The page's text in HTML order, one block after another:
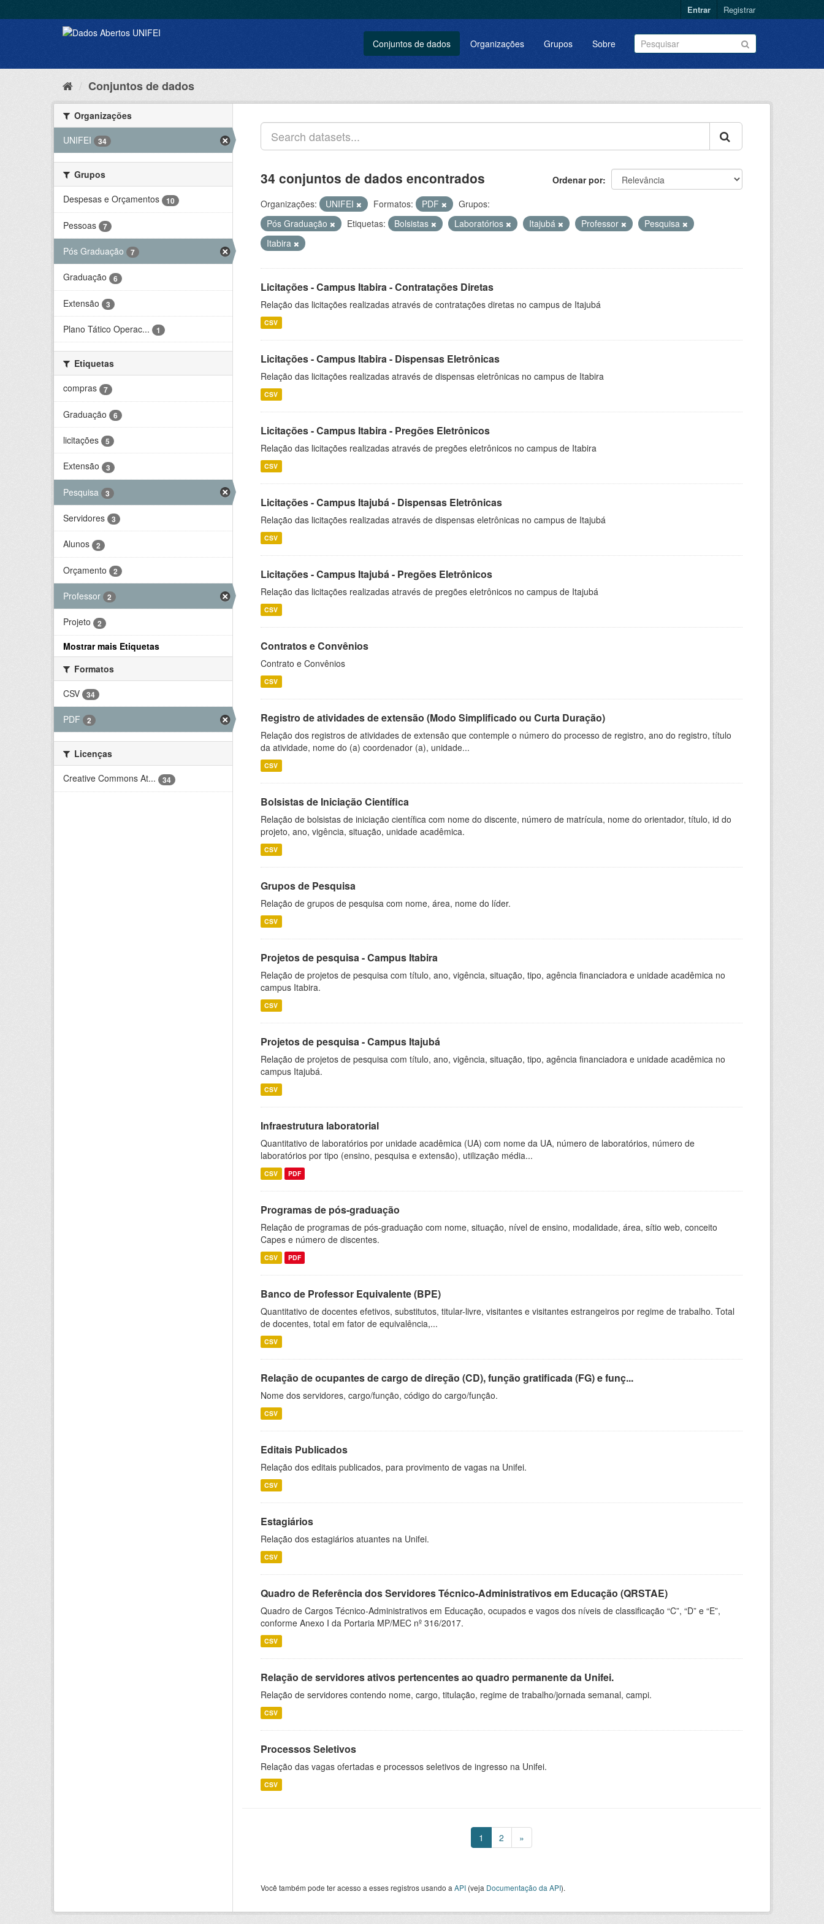
Entrar Registrar
Conjuntos de dados Organizações Grupos Sobre
Conjuntos de dados
Organizações
UNIFEI
34
Grupos
Despesas e Orçamentos
10
Pessoas 7
Pós Graduação 7
Graduação 6
Extensão 3
Plano Tático Operac... 1
Etiquetas
compras
7
Graduação 6
licitações 5
Extensão 3
Pesquisa 3
Servidores 3
Alunos 2
Orçamento 2
Professor 2
Projeto 2
Mostrar mais Etiquetas
Formatos
CSV
34
PDF 2
Licenças
Creative Commons At...
34
Ordenar por
34 conjuntos de dados encontrados
Organizações: UNIFEI Formatos: PDF
Grupos:
Pós Graduação
Etiquetas: Bolsistas Laboratórios Itajubá Professor
Pesquisa
Itabira
Licitações - Campus Itabira - Contratações Diretas
Relação das licitações realizadas através de contratações diretas no campus de Itajubá
CSV
Licitações - Campus Itabira - Dispensas Eletrônicas
Relação das licitações realizadas através de dispensas eletrônicas no campus de Itabira
CSV
Licitações - Campus Itabira - Pregões Eletrônicos
Relação das licitações realizadas através de pregões eletrônicos no campus de Itabira
CSV
Licitações - Campus Itajubá - Dispensas Eletrônicas
Relação das licitações realizadas através de dispensas eletrônicas no campus de Itajubá
CSV
Licitações - Campus Itajubá - Pregões Eletrônicos
Relação das licitações realizadas através de pregões eletrônicos no campus de Itajubá
CSV
Contratos e Convênios
Contrato e Convênios
CSV
Registro de atividades de extensão (Modo Simplificado ou Curta Duração)
Relação dos registros de atividades de extensão que contemple o número do processo de registro, ano do registro, título
da atividade, nome do (a) coordenador (a), unidade...
CSV
Bolsistas de Iniciação Científica
Relação de bolsistas de iniciação científica com nome do discente, número de matrícula, nome do orientador, título, id do
projeto, ano, vigência, situação, unidade acadêmica.
CSV
Grupos de Pesquisa
Relação de grupos de pesquisa com nome, área, nome do líder.
CSV
Projetos de pesquisa - Campus Itabira
Relação de projetos de pesquisa com título, ano, vigência, situação, tipo, agência financiadora e unidade acadêmica no
campus Itabira.
CSV
Projetos de pesquisa - Campus Itajubá
Relação de projetos de pesquisa com título, ano, vigência, situação, tipo, agência financiadora e unidade acadêmica no
campus Itajubá.
CSV
Infraestrutura laboratorial
Quantitativo de laboratórios por unidade acadêmica (UA) com nome da UA, número de laboratórios, número de
laboratórios por tipo (ensino, pesquisa e extensão), utilização média...
CSV PDF
Programas de pós-graduação
Relação de programas de pós-graduação com nome, situação, nível de ensino, modalidade, área, sítio web, conceito
Capes e número de discentes.
CSV PDF
Banco de Professor Equivalente (BPE)
Quantitativo de docentes efetivos, substitutos, titular-livre, visitantes e visitantes estrangeiros por regime de trabalho. Total
de docentes, total em fator de equivalência,...
CSV
Relação de ocupantes de cargo de direção (CD), função gratificada (FG) e funç...
Nome dos servidores, cargo/função, código do cargo/função.
CSV
Editais Publicados
Relação dos editais publicados, para provimento de vagas na Unifei.
CSV
Estagiários
Relação dos estagiários atuantes na Unifei.
CSV
Quadro de Referência dos Servidores Técnico-Administrativos em Educação (QRSTAE)
Quadro de Cargos Técnico-Administrativos em Educação, ocupados e vagos dos níveis de classificação “C”, “D” e “E”,
conforme Anexo I da Portaria MP/MEC nº 316/2017.
CSV
Relação de servidores ativos pertencentes ao quadro permanente da Unifei.
Relação de servidores contendo nome, cargo, titulação, regime de trabalho/jornada semanal, campi.
CSV
Processos Seletivos
Relação das vagas ofertadas e processos seletivos de ingresso na Unifei.
CSV
1 2 »
Você também pode ter acesso a esses registros usando a API (veja Documentação da API).